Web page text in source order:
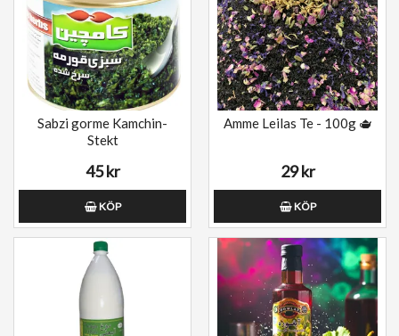
Sabzi gorme Kamchin-
Stekt
45 kr
KÖP
Amme Leilas Te - 100g 🫖
29 kr
KÖP